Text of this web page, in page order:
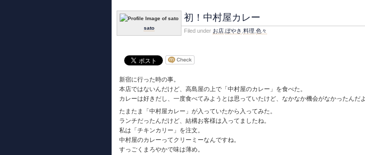
sato
初！中村屋カレー
Filed under お店 ぼやき 料理 色々
新宿に行った時の事。
本店ではないんだけど、高島屋の上で「中村屋のカレー」を食べた。
カレーは好きだし、一度食べてみようとは思っていたけど、なかなか機会がなかったんだよ
たまたま「中村屋カレー」が入っていたから入ってみた。
ランチだったんだけど、結構お客様は入ってましたね。
私は「チキンカリー」を注文。
中村屋のカレーってクリーミーなんですね。
すっごくまろやかで味は薄め。